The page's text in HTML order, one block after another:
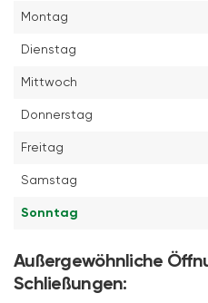
Montag
Dienstag
Mittwoch
Donnerstag
Freitag
Samstag
Sonntag
Außergewöhnliche
Schließungen: